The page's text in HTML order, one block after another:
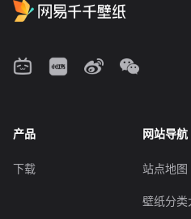
产品
下载
网站导航
站点地图
壁纸分类